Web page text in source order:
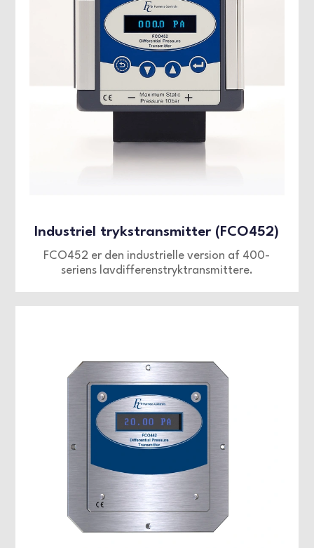
Industriel trykstransmitter (FCO452)
FCO452 er den industrielle version af 400-
seriens lavdifferenstryktransmittere.